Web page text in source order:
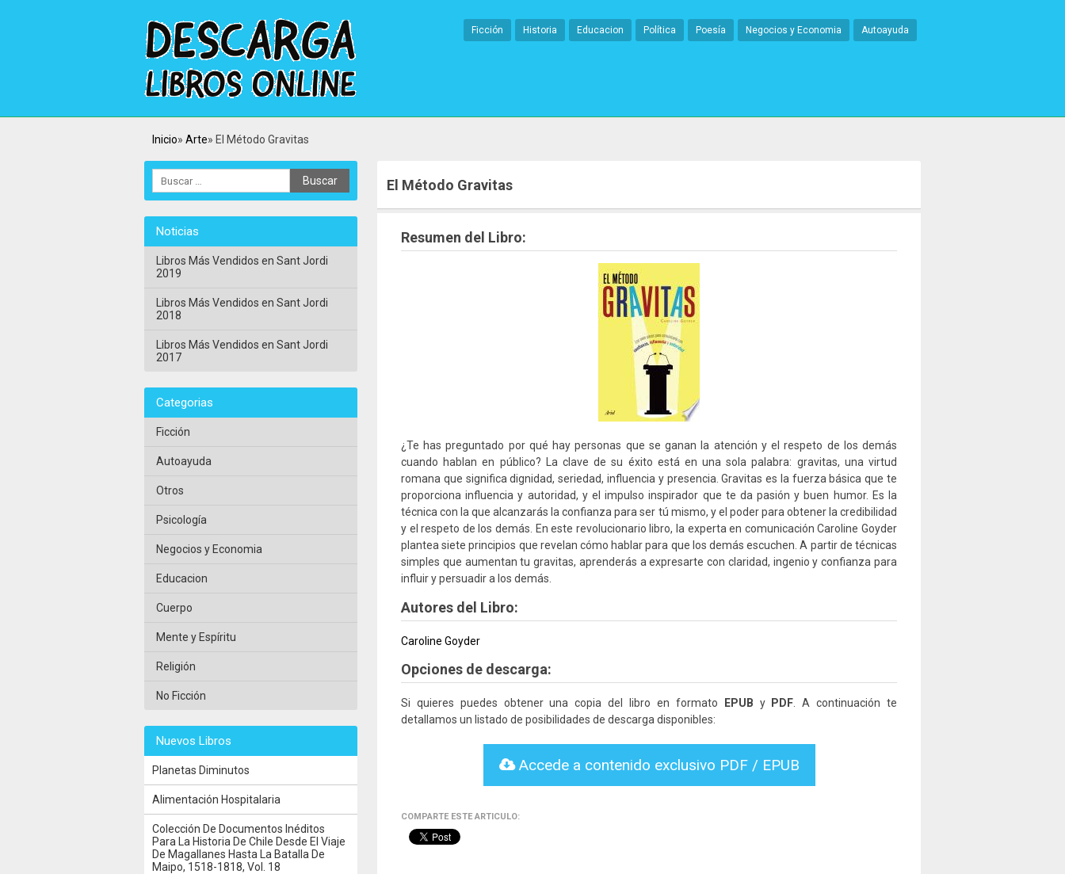
Ficción Historia Educacion Política Poesía Negocios y Economia Autoayuda
Inicio Arte El Método Gravitas
El Método Gravitas
Resumen del Libro:
¿Te has preguntado por qué hay personas que se ganan la atención y el respeto de los demás
cuando hablan en público? La clave de su éxito está en una sola palabra: gravitas, una virtud
romana que significa dignidad, seriedad, influencia y presencia. Gravitas es la fuerza básica que te
proporciona influencia y autoridad, y el impulso inspirador que te da pasión y buen humor. Es la
técnica con la que alcanzarás la confianza para ser tú mismo, y el poder para obtener la credibilidad
y el respeto de los demás. En este revolucionario libro, la experta en comunicación Caroline Goyder
plantea siete principios que revelan cómo hablar para que los demás escuchen. A partir de técnicas
simples que aumentan tu gravitas, aprenderás a expresarte con claridad, ingenio y confianza para
influir y persuadir a los demás.
Autores del Libro:
Caroline Goyder
Opciones de descarga:
Si quieres puedes obtener una copia del libro en formato EPUB y PDF . A continuación te
detallamos un listado de posibilidades de descarga disponibles:
Accede a contenido exclusivo PDF / EPUB
COMPARTE ESTE ARTICULO:
Noticias
Libros Más Vendidos en Sant Jordi
2019
Libros Más Vendidos en Sant Jordi
2018
Libros Más Vendidos en Sant Jordi
2017
Categorias
Ficción
Autoayuda
Otros
Psicología
Negocios y Economia
Educacion
Cuerpo
Mente y Espíritu
Religión
No Ficción
Nuevos Libros
Planetas Diminutos
Alimentación Hospitalaria
Colección De Documentos Inéditos
Para La Historia De Chile Desde El Viaje
De Magallanes Hasta La Batalla De
Maipo, 1518-1818, Vol. 18